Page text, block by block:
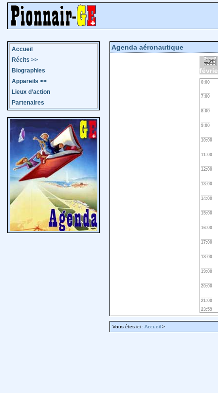
Accueil
Récits >>
Biographies
Appareils >>
Lieux d’action
Partenaires
Agenda aéronautique
0:00
7:00
8:00
9:00
10:00
11:00
12:00
13:00
14:00
15:00
16:00
17:00
18:00
19:00
20:00
21:00
23:59
Vous êtes ici : Accueil >